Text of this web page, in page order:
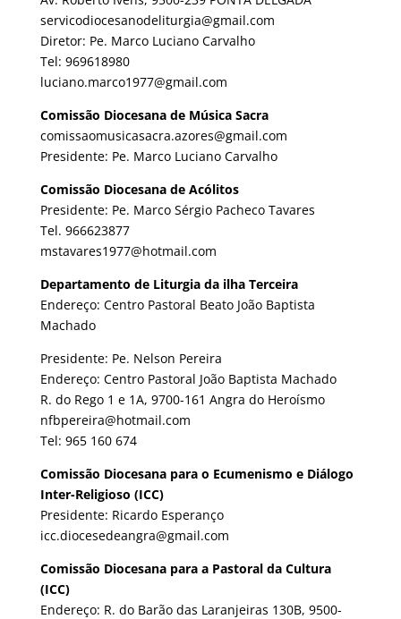
servicodiocesanodeliturgia@gmail.com
Diretor: Pe. Marco Luciano Carvalho
Tel: 969618980
luciano.marco1977@gmail.com
Comissão Diocesana de Música Sacra
comissaomusicasacra.azores@gmail.com
Presidente: Pe. Marco Luciano Carvalho
Comissão Diocesana de Acólitos
Presidente: Pe. Marco Sérgio Pacheco Tavares
Tel. 966623877
mstavares1977@hotmail.com
Departamento de Liturgia da ilha Terceira
Endereço: Centro Pastoral Beato João Baptista
Machado
Presidente: Pe. Nelson Pereira
Endereço: Centro Pastoral João Baptista Machado
R. do Rego 1 e 1A, 9700-161 Angra do Heroísmo
nfbpereira@hotmail.com
Tel: 965 160 674
Comissão Diocesana para o Ecumenismo e Diálogo
Inter-Religioso (ICC)
Presidente: Ricardo Esperanço
icc.diocesedeangra@gmail.com
Comissão Diocesana para a Pastoral da Cultura
(ICC)
Endereço: R. do Barão das Laranjeiras 130B, 9500-